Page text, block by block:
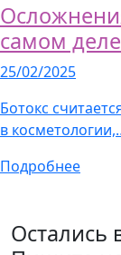
самом деле
25/02/2025
Ботокс
в
Подробнее
Остались